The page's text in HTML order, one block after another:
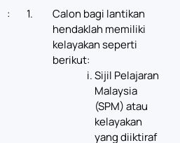
: 1.
Calon bagi lantikan
hendaklah memiliki
kelayakan seperti
berikut:
Sijil Pelajaran
Malaysia
(SPM) atau
kelayakan
yang diiktiraf